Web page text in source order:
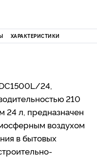
ХАРАКТЕРИСТИКИ
24,
210
л, предназначен
воздухом
в бытовых